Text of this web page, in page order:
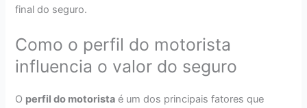
final do seguro.
Como o perfil do motorista
influencia o valor do seguro
O perfil do motorista é um dos principais fatores que